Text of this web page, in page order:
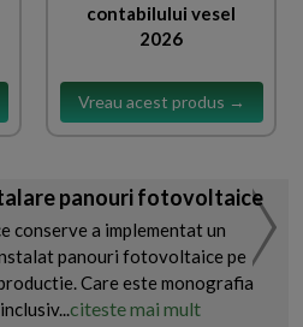
contabilului vesel
2026
Vreau acest produs →
panouri fotovoltaice
conserve a implementat un
panouri fotovoltaice pe
Care este monografia
citeste mai mult